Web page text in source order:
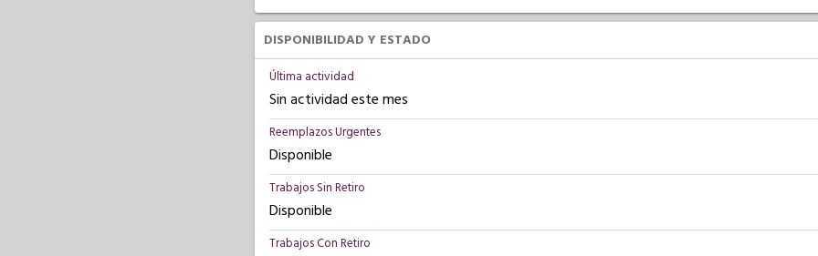
DISPONIBILIDAD Y ESTADO
Última actividad
Sin actividad este mes
Reemplazos Urgentes
Disponible
Trabajos Sin Retiro
Disponible
Trabajos Con Retiro